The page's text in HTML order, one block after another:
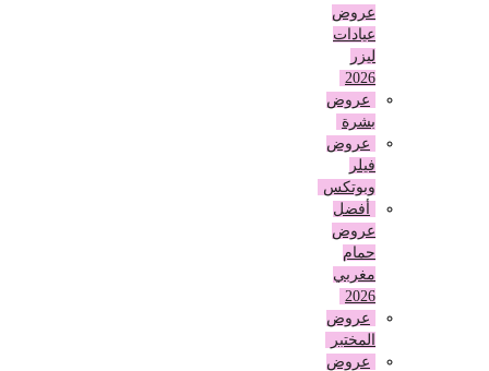
عروض
عيادات
عروض
بشرة
عروض
وبوتكس
أفضل
عروض
حمام
مغربي
عروض
المختبر
عروض